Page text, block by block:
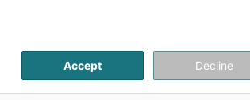
Accept Decline